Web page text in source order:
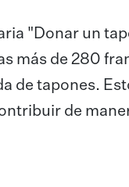
"Donar un
más de 280
de tapones.
de